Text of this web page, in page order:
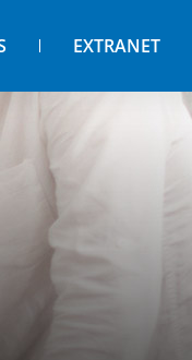
EXTRANET